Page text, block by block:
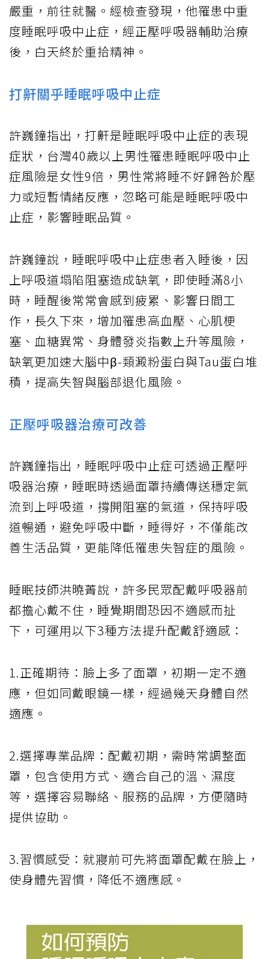
嚴重，前往就醫。經檢查發現，他罹患中重
度睡眠呼吸中止症，經正壓呼吸器輔助治療
後，白天終於重拾精神。
打鼾關乎睡眠呼吸中止症
許巍鐘指出，打鼾是睡眠呼吸中止症的表現
症狀，台灣40歲以上男性罹患睡眠呼吸中止
症風險是女性9倍，男性常將睡不好歸咎於壓
力或短暫情緒反應，忽略可能是睡眠呼吸中
止症，影響睡眠品質。
許巍鐘說，睡眠呼吸中止症患者入睡後，因
上呼吸道塌陷阻塞造成缺氧，即使睡滿8小
時，睡醒後常常會感到疲累、影響日間工
作，長久下來，增加罹患高血壓、心肌梗
塞、血糖異常、身體發炎指數上升等風險，
缺氧更加速大腦中β-類澱粉蛋白與Tau蛋白堆
積，提高失智與腦部退化風險。
正壓呼吸器治療可改善
許巍鐘指出，睡眠呼吸中止症可透過正壓呼
吸器治療，睡眠時透過面罩持續傳送穩定氣
流到上呼吸道，撐開阻塞的氣道，保持呼吸
道暢通，避免呼吸中斷，睡得好，不僅能改
善生活品質，更能降低罹患失智症的風險。
睡眠技師洪曉菁說，許多民眾配戴呼吸器前
都擔心戴不住，睡覺期間恐因不適感而扯
下，可運用以下3種方法提升配戴舒適感：
1.正確期待：臉上多了面罩，初期一定不適
應，但如同戴眼鏡一樣，經過幾天身體自然
適應。
2.選擇專業品牌：配戴初期，需時常調整面
罩，包含使用方式、適合自己的溫、濕度
等，選擇容易聯絡、服務的品牌，方便隨時
提供協助。
3.習慣感受：就寢前可先將面罩配戴在臉上，
使身體先習慣，降低不適應感。